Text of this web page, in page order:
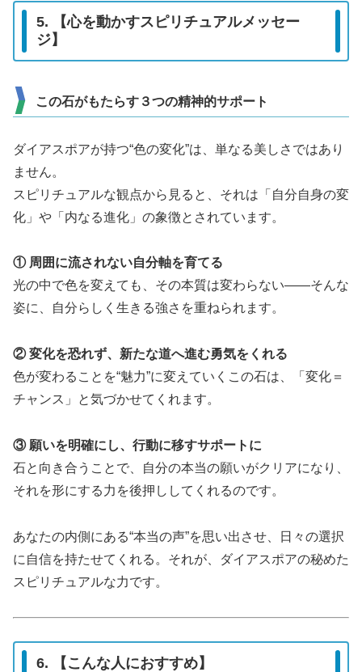
5. 【心を動かすスピリチュアルメッセー
ジ】
この石がもたらす３つの精神的サポート
ダイアスポアが持つ“色の変化”は、単なる美しさではあり
ません。
スピリチュアルな観点から見ると、それは「自分自身の変
化」や「内なる進化」の象徴とされています。
① 周囲に流されない自分軸を育てる
光の中で色を変えても、その本質は変わらない――そんな
姿に、自分らしく生きる強さを重ねられます。
② 変化を恐れず、新たな道へ進む勇気をくれる
色が変わることを“魅力”に変えていくこの石は、「変化＝
チャンス」と気づかせてくれます。
③ 願いを明確にし、行動に移すサポートに
石と向き合うことで、自分の本当の願いがクリアになり、
それを形にする力を後押ししてくれるのです。
あなたの内側にある“本当の声”を思い出させ、日々の選択
に自信を持たせてくれる。それが、ダイアスポアの秘めた
スピリチュアルな力です。
6. 【こんな人におすすめ】